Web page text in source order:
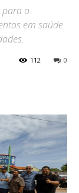
para o
em saúde
0
112